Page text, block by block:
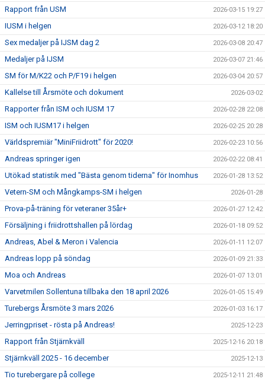
Rapport från USM 2026-03-15 19:27
IUSM i helgen 2026-03-12 18:20
Sex medaljer på IJSM dag 2 2026-03-08 20:47
Medaljer på IJSM 2026-03-07 21:46
SM för M/K22 och P/F19 i helgen 2026-03-04 20:57
Kallelse till Årsmöte och dokument 2026-03-02
Rapporter från ISM och IUSM 17 2026-02-28 22:08
ISM och IUSM17 i helgen 2026-02-25 20:28
Världspremiär "MiniFriidrott" för 2020! 2026-02-23 10:56
Andreas springer igen 2026-02-22 08:41
Utökad statistik med "Bästa genom tiderna" för Inomhus 2026-01-28 13:52
Vetern-SM och Mångkamps-SM i helgen 2026-01-28
Prova-på-träning för veteraner 35år+ 2026-01-27 12:42
Försäljning i friidrottshallen på lördag 2026-01-18 09:52
Andreas, Abel & Meron i Valencia 2026-01-11 12:07
Andreas lopp på söndag 2026-01-09 21:33
Moa och Andreas 2026-01-07 13:01
Varvetmilen Sollentuna tillbaka den 18 april 2026 2026-01-05 15:49
Turebergs Årsmöte 3 mars 2026 2026-01-03 16:17
Jerringpriset - rösta på Andreas! 2025-12-23
Rapport från Stjärnkväll 2025-12-16 20:18
Stjärnkväll 2025 - 16 december 2025-12-13
Tio turebergare på college 2025-12-11 21:48